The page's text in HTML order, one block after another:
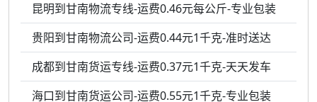
昆明到甘南物流专线-运费0.46元每公斤-专业包装
贵阳到甘南物流公司-运费0.44元1千克-准时送达
成都到甘南货运专线-运费0.37元1千克-天天发车
海口到甘南货运公司-运费0.55元1千克-专业包装